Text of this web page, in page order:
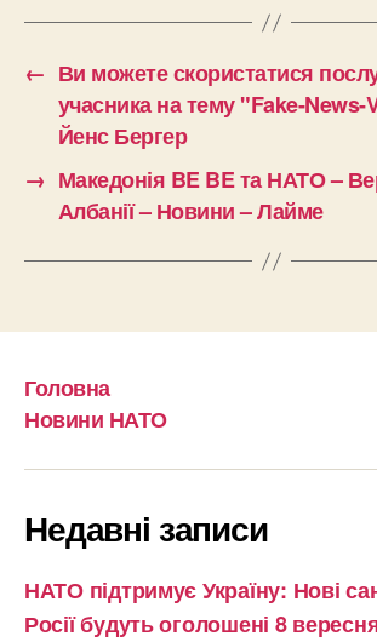
← Ви можете скористатися
учасника на тему "Fake-News-
Йенс Бергер
→ Македонія BE BE та НАТО –
Албанії – Новини – Лайме
Головна
Новини НАТО
Недавні записи
НАТО підтримує Україну: Нові
Росії будуть оголошені 8